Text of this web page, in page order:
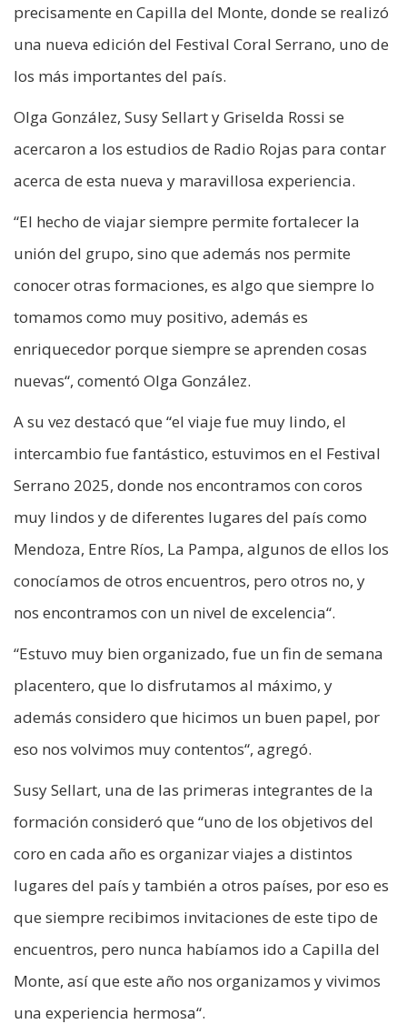
precisamente en Capilla del Monte, donde se realizó
una nueva edición del Festival Coral Serrano, uno de
los más importantes del país.
Olga González, Susy Sellart y Griselda Rossi se
acercaron a los estudios de Radio Rojas para contar
acerca de esta nueva y maravillosa experiencia.
“El hecho de viajar siempre permite fortalecer la
unión del grupo, sino que además nos permite
conocer otras formaciones, es algo que siempre lo
tomamos como muy positivo, además es
enriquecedor porque siempre se aprenden cosas
nuevas“, comentó Olga González.
A su vez destacó que “el viaje fue muy lindo, el
intercambio fue fantástico, estuvimos en el Festival
Serrano 2025, donde nos encontramos con coros
muy lindos y de diferentes lugares del país como
Mendoza, Entre Ríos, La Pampa, algunos de ellos los
conocíamos de otros encuentros, pero otros no, y
nos encontramos con un nivel de excelencia“.
“Estuvo muy bien organizado, fue un fin de semana
placentero, que lo disfrutamos al máximo, y
además considero que hicimos un buen papel, por
eso nos volvimos muy contentos“, agregó.
Susy Sellart, una de las primeras integrantes de la
formación consideró que “uno de los objetivos del
coro en cada año es organizar viajes a distintos
lugares del país y también a otros países, por eso es
que siempre recibimos invitaciones de este tipo de
encuentros, pero nunca habíamos ido a Capilla del
Monte, así que este año nos organizamos y vivimos
una experiencia hermosa“.